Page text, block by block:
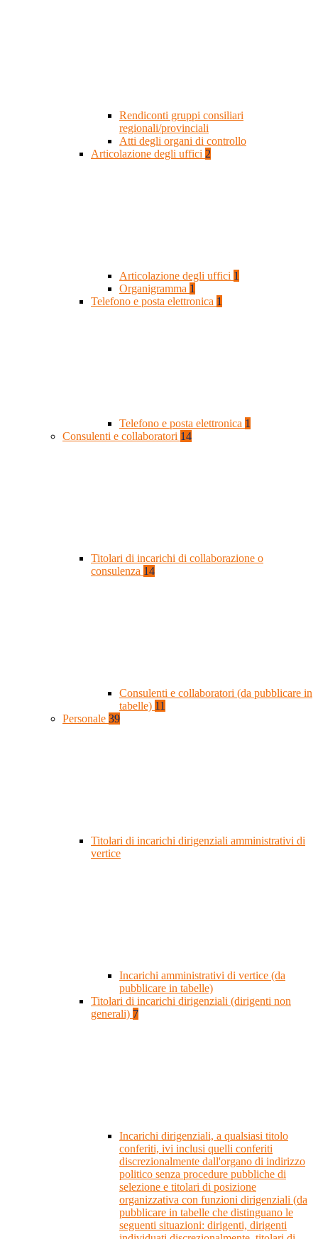
Rendiconti gruppi consiliari
regionali/provinciali
Atti degli organi di controllo
Articolazione degli uffici 2
Articolazione degli uffici 1
Organigramma 1
Telefono e posta elettronica 1
Telefono e posta elettronica 1
Consulenti e collaboratori 14
Titolari di incarichi di collaborazione o
consulenza 14
Consulenti e collaboratori (da pubblicare in
tabelle) 11
Personale 39
Titolari di incarichi dirigenziali amministrativi di
vertice
Incarichi amministrativi di vertice (da
pubblicare in tabelle)
Titolari di incarichi dirigenziali (dirigenti non
generali) 7
Incarichi dirigenziali, a qualsiasi titolo
conferiti, ivi inclusi quelli conferiti
discrezionalmente dall'organo di indirizzo
politico senza procedure pubbliche di
selezione e titolari di posizione
organizzativa con funzioni dirigenziali (da
pubblicare in tabelle che distinguano le
seguenti situazioni: dirigenti, dirigenti